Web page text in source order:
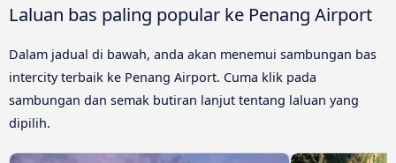
Laluan bas paling popular ke Penang Airport
Dalam jadual di bawah, anda akan menemui sambungan bas
intercity terbaik ke Penang Airport. Cuma klik pada
sambungan dan semak butiran lanjut tentang laluan yang
dipilih.